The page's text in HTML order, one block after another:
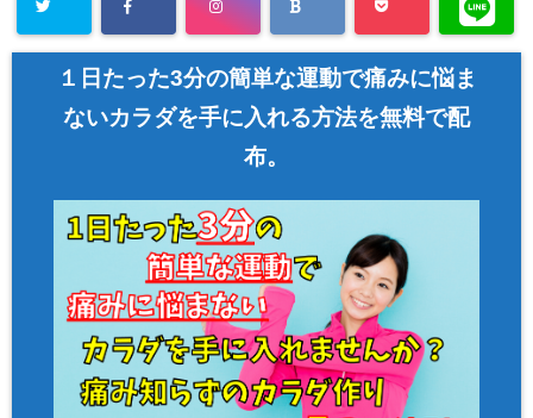
１日たった3分の簡単な運動で痛みに悩ま
ないカラダを手に入れる方法を無料で配
布。